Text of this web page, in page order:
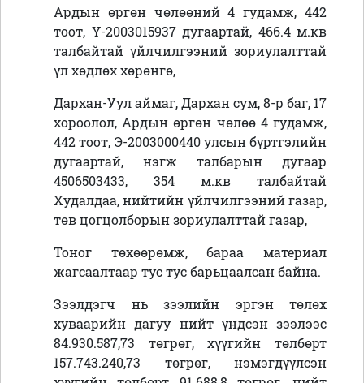
Ардын өргөн чөлөөний 4 гудамж, 442
тоот, Ү-2003015937 дугаартай, 466.4 м.кв
талбайтай үйлчилгээний зориулалттай
үл хөдлөх хөрөнгө,
Дархан-Уул аймаг, Дархан сум, 8-р баг, 17
хороолол, Ардын өргөн чөлөө 4 гудамж,
442 тоот, Э-2003000440 улсын бүртгэлийн
дугаартай, нэгж талбарын дугаар
4506503433, 354 м.кв талбайтай
Худалдаа, нийтийн үйлчилгээний газар,
төв цогцолборын зориулалттай газар,
Тоног төхөөрөмж, бараа материал
жагсаалтаар тус тус барьцаалсан байна.
Зээлдэгч нь зээлийн эргэн төлөх
хуваарийн дагуу нийт үндсэн зээлээс
84.930.587,73 төгрөг, хүүгийн төлбөрт
157.743.240,73 төгрөг, нэмэгдүүлсэн